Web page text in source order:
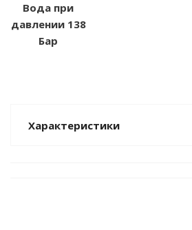
Вода при
давлении 138
Бар
Характеристики